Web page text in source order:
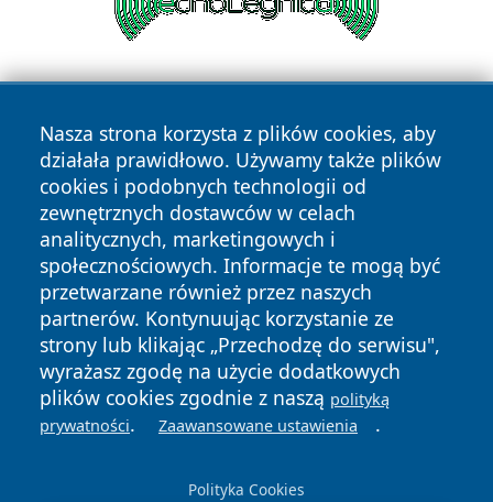
Nasza strona korzysta z plików cookies, aby
działała prawidłowo. Używamy także plików
cookies i podobnych technologii od
zewnętrznych dostawców w celach
analitycznych, marketingowych i
społecznościowych. Informacje te mogą być
przetwarzane również przez naszych
partnerów. Kontynuując korzystanie ze
strony lub klikając „Przechodzę do serwisu",
wyrażasz zgodę na użycie dodatkowych
plików cookies zgodnie z naszą polityką
prywatności. Zaawansowane ustawienia .
Polityka Cookies
Copyright © 2026 faktypoznan.pl Wszystkie prawa
zastrzeżone.
News Autorzy
Polityka
Prywatności
Polityka
Cookies